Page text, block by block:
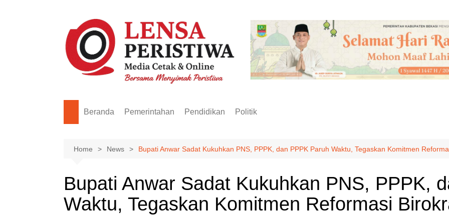
Beranda Pemerintahan Pendidikan Politik
Home News Bupati Anwar Sadat Kukuhkan PNS, PPPK, dan PPPK Paruh Waktu, Tegaskan Komitmen
Bupati Anwar Sadat Kukuhkan PNS, PPPK,
Waktu, Tegaskan Komitmen Reformasi